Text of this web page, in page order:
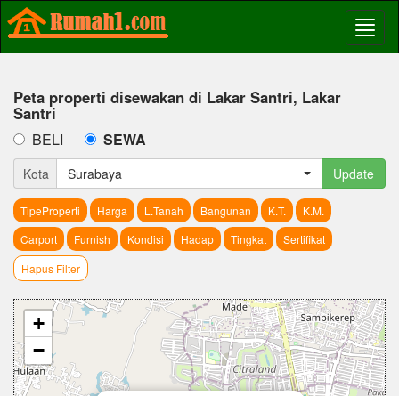
Peta properti disewakan di Lakar Santri, Lakar
Santri
BELI SEWA
Kota Surabaya Update
TipeProperti Harga L.Tanah Bangunan K.T.
K.M.
Carport
Furnish Kondisi Hadap Tingkat
Sertifikat
Hapus Filter
+
−